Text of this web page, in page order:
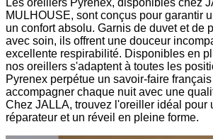
Les oreillers Pyrenex, disponibles chez
MULHOUSE, sont conçus pour garantir
un confort absolu. Garnis de duvet et de
avec soin, ils offrent une douceur
excellente respirabilité. Disponibles en
nos oreillers s'adaptent à toutes les
Pyrenex perpétue un savoir-faire
accompagner chaque nuit avec une
Chez JALLA, trouvez l'oreiller idéal pour
réparateur et un réveil en pleine forme.